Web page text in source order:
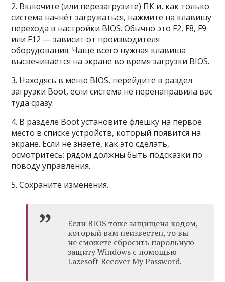
2. Включите (или перезагрузите) ПК и, как только
система начнёт загружаться, нажмите на клавишу
перехода в настройки BIOS. Обычно это F2, F8, F9
или F12 — зависит от производителя
оборудования. Чаще всего нужная клавиша
высвечивается на экране во время загрузки BIOS.
3. Находясь в меню BIOS, перейдите в раздел
загрузки Boot, если система не перенаправила вас
туда сразу.
4. В разделе Boot установите флешку на первое
место в списке устройств, который появится на
экране. Если не знаете, как это сделать,
осмотритесь: рядом должны быть подсказки по
поводу управления.
5. Сохраните изменения.
Если BIOS тоже защищена кодом,
который вам неизвестен, то вы
не сможете сбросить парольную
защиту Windows с помощью
Lazesoft Recover My Password.